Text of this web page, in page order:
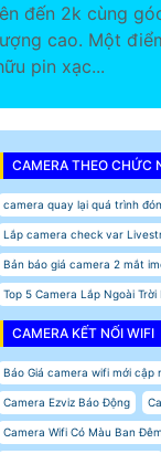
đến 2k cùng
cao. Một
pin xạc...
CAMERA THEO CHỨC
camera quay lại quá trình
Lắp camera check var
Bản báo giá camera 2 mắt
Top 5 Camera Lắp Ngoài Trời
CAMERA KẾT NỐI WIFI
Báo Giá camera wifi mới cập
Camera Ezviz Báo Động
Camera Wifi Có Màu Ban Đêm